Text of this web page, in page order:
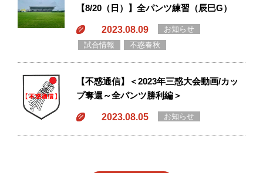
【8/20（日）】全パンツ練習（辰巳G）
2023.08.09
お知らせ
試合情報
不惑春秋
【不惑通信】＜2023年三惑大会動画/カッ
プ奪還～全パンツ勝利編＞
2023.08.05 お知らせ